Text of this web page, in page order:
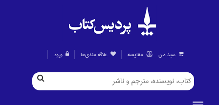
ورود علاقه مندی‌ها مقايسه سبد من